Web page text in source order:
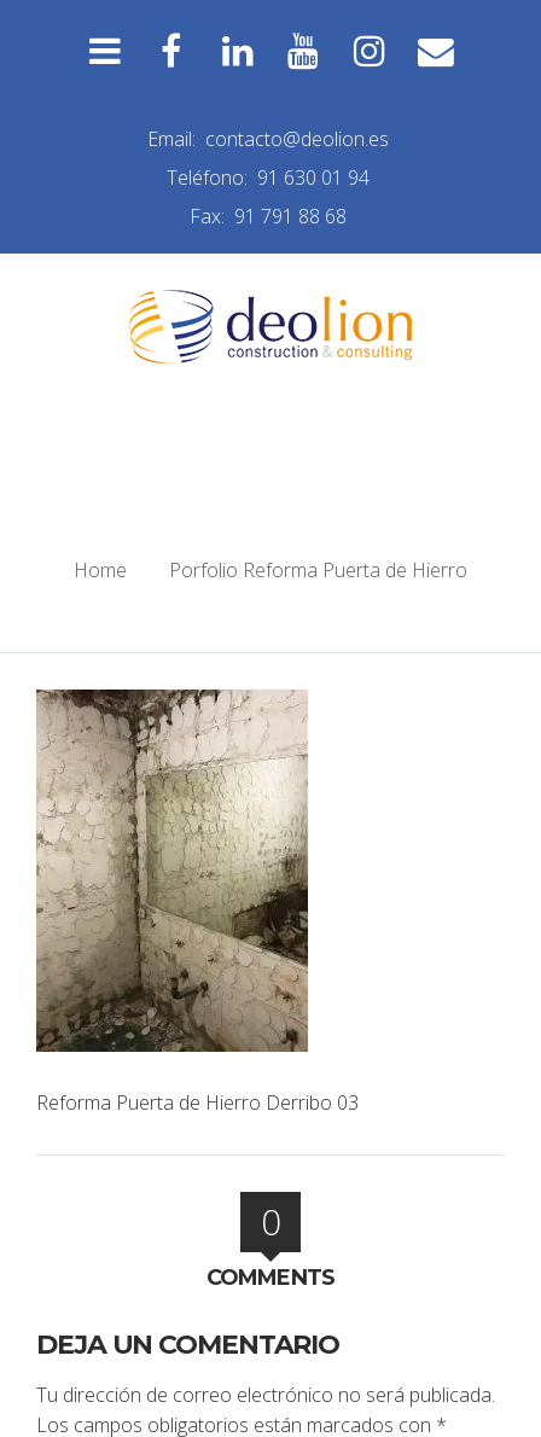
Email: contacto@deolion.es
Teléfono: 91 630 01 94
Fax: 91 791 88 68
Home
Porfolio Reforma Puerta de Hierro
Reforma Puerta de Hierro Derribo 03
0
COMMENTS
DEJA UN COMENTARIO
Tu dirección de correo electrónico no será publicada.
Los campos obligatorios están marcados con *